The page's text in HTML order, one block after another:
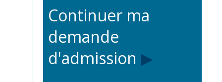
Continuer ma
demande
d'admission ▶